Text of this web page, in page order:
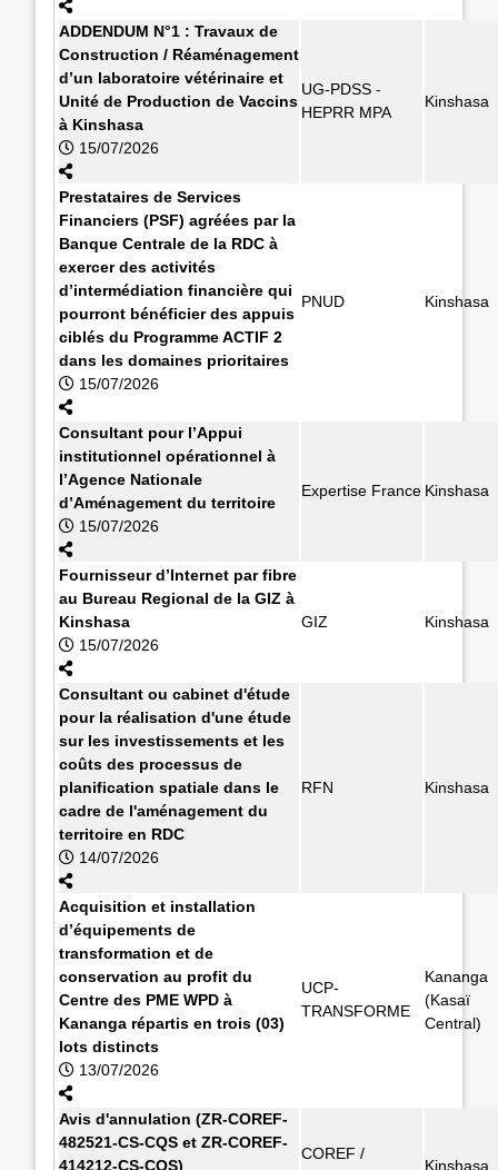
ADDENDUM N°1 : Travaux de
Construction / Réaménagement
d’un laboratoire vétérinaire et
Unité de Production de Vaccins
à Kinshasa
15/07/2026
UG-PDSS -
HEPRR MPA
Kinshasa
Prestataires de Services
Financiers (PSF) agréées par la
Banque Centrale de la RDC à
exercer des activités
d’intermédiation financière qui
pourront bénéficier des appuis
ciblés du Programme ACTIF 2
dans les domaines prioritaires
15/07/2026
PNUD Kinshasa
Consultant pour l’Appui
institutionnel opérationnel à
l’Agence Nationale
d’Aménagement du territoire
15/07/2026
Expertise France Kinshasa
Fournisseur d’Internet par fibre
au Bureau Regional de la GIZ à
Kinshasa
15/07/2026
GIZ Kinshasa
Consultant ou cabinet d'étude
pour la réalisation d'une étude
sur les investissements et les
coûts des processus de
planification spatiale dans le
cadre de l'aménagement du
territoire en RDC
14/07/2026
RFN Kinshasa
Acquisition et installation
d’équipements de
transformation et de
conservation au profit du
Centre des PME WPD à
Kananga répartis en trois (03)
lots distincts
13/07/2026
UCP-
TRANSFORME
Kananga
(Kasaï
Central)
Avis d'annulation (ZR-COREF-
482521-CS-CQS et ZR-COREF-
414212-CS-CQS)
COREF /
Kinshasa